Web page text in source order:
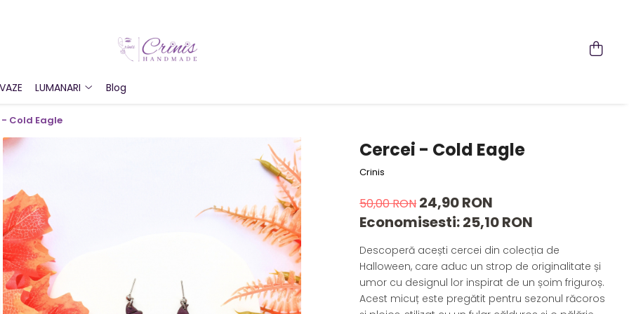
VAZE LUMANARI Blog
Cold Eagle
Cercei - Cold Eagle
Crinis
50,00 RON 24,90 RON
Economisesti:25,10RON
Descoperă acești cercei din colecția de
Halloween, care aduc un strop de originalitate și
umor cu designul lor inspirat de un șoim friguroș.
Acest micuț este pregătit pentru sezonul răcoros